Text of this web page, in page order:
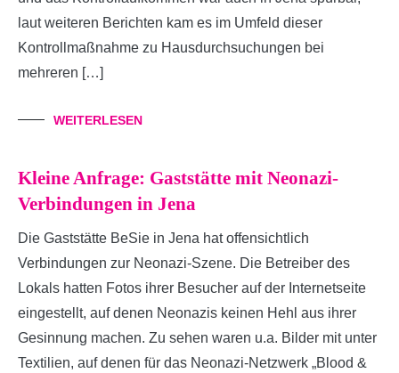
laut weiteren Berichten kam es im Umfeld dieser
Kontrollmaßnahme zu Hausdurchsuchungen bei
mehreren […]
WEITERLESEN
Kleine Anfrage: Gaststätte mit Neonazi-
Verbindungen in Jena
Die Gaststätte BeSie in Jena hat offensichtlich
Verbindungen zur Neonazi-Szene. Die Betreiber des
Lokals hatten Fotos ihrer Besucher auf der Internetseite
eingestellt, auf denen Neonazis keinen Hehl aus ihrer
Gesinnung machen. Zu sehen waren u.a. Bilder mit unter
Textilien, auf denen für das Neonazi-Netzwerk „Blood &